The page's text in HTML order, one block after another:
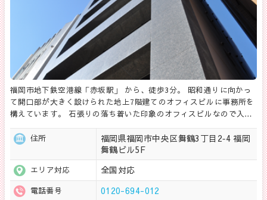
福岡市地下鉄空港線「赤坂駅」 から、徒歩3分。 昭和通りに向かっ
て開口部が大きく設けられた地上7階建てのオフィスビルに事務所を
構えています。 石張りの落ち着いた印象のオフィスビルなので入…
住所
福岡県福岡市中央区舞鶴3丁目2‐4 福岡
舞鶴ビル5F
エリア対応 全国対応
電話番号 0120-694-012